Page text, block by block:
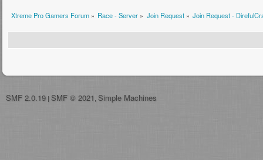
Xtreme Pro Gamers Forum» Race - Server » Join Request» Join Request -
SMF 2.0.19 | SMF © 2021 Simple Machines